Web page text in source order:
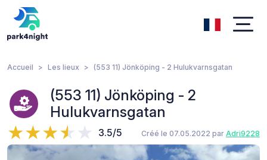
Accueil Les lieux (553 11) Jönköping - 2 Hulukvarnsgatan
(553 11) Jönköping - 2
Hulukvarnsgatan
3.5/5 Créé le 07.05.2022 par Adri9228